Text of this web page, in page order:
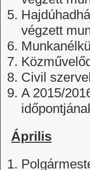
végzett
Civil
A 2015/
Április